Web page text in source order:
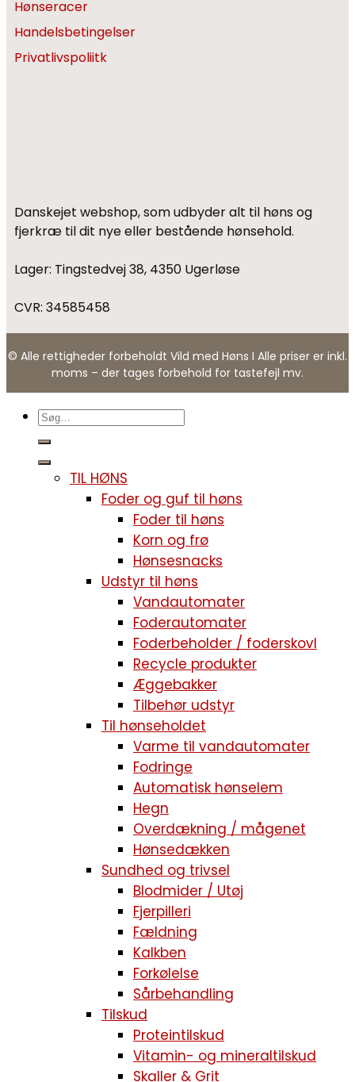
Danskejet webshop, som udbyder alt til høns og
fjerkræ til dit nye eller bestående hønsehold.
Lager: Tingstedvej 38, 4350 Ugerløse
CVR: 34585458
Hønseracer
Handelsbetingelser
Privatlivspoliitk
© Alle rettigheder forbeholdt Vild med Høns I Alle priser er inkl.
moms – der tages forbehold for tastefejl mv.
TIL HØNS
Foder og guf til høns
Foder til høns
Korn og frø
Hønsesnacks
Udstyr til høns
Vandautomater
Foderautomater
Foderbeholder / foderskovl
Recycle produkter
Æggebakker
Tilbehør udstyr
Til hønseholdet
Varme til vandautomater
Fodringe
Automatisk hønselem
Hegn
Overdækning / mågenet
Hønsedækken
Sundhed og trivsel
Blodmider / Utøj
Fjerpilleri
Fældning
Kalkben
Forkølelse
Sårbehandling
Tilskud
Proteintilskud
Vitamin- og mineraltilskud
Skaller & Grit